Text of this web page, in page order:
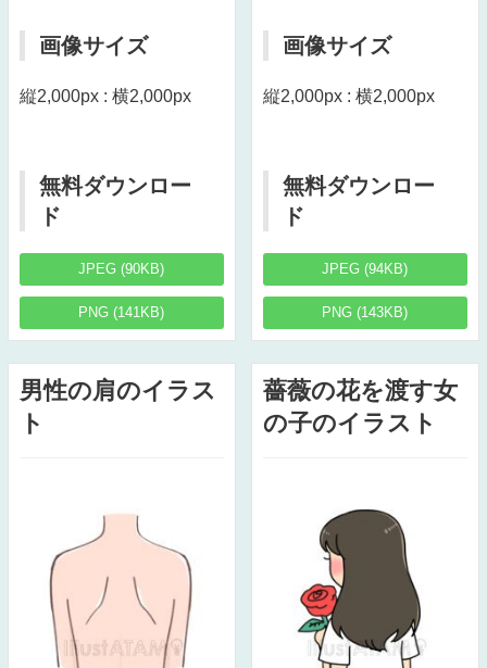
画像サイズ
縦2,000px : 横2,000px
無料ダウンロー
ド
JPEG (90KB)
PNG (141KB)
画像サイズ
縦2,000px : 横2,000px
無料ダウンロー
ド
JPEG (94KB)
PNG (143KB)
男性の肩のイラス
ト
薔薇の花を渡す女
の子のイラスト